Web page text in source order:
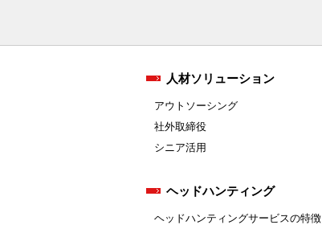
人材ソリューション
アウトソーシング
社外取締役
シニア活用
ヘッドハンティング
ヘッドハンティングサービスの特徴